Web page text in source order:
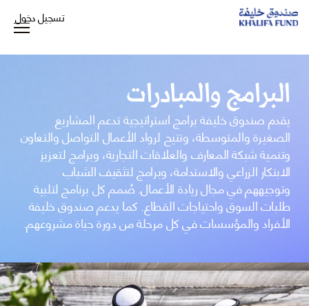
تسجيل دخول
البرامج والمبادرات
يقدم صندوق خليفة برامج استراتيجية تدعم المشاريع
الصغيرة والمتوسطة، وتتيح لرواد الأعمال التواصل والتعاون
وتنمية شبكة المعارف والعلاقات التجارية، وبرامج لتعزيز
الابتكار الزراعي والاستدامة، وبرامج لتثقيف الشباب
وتوجيههم في مجال ريادة الأعمال. صُمم كل برنامج لتلبية
طلبات السوق واحتياجات القطاع. كما يدعم صندوق خليفة
الأفراد والمؤسسات في كل مرحلة من دورة حياة مشروعهم.